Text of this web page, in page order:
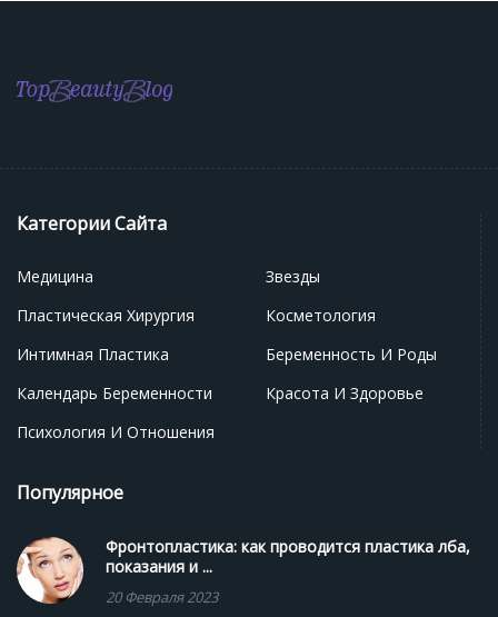
Категории Сайта
Медицина
Звезды
Пластическая Хирургия
Косметология
Интимная Пластика
Беременность И Роды
Календарь Беременности
Красота И Здоровье
Психология И Отношения
Популярное
Фронтопластика: как проводится пластика лба,
показания и ...
20 Февраля 2023